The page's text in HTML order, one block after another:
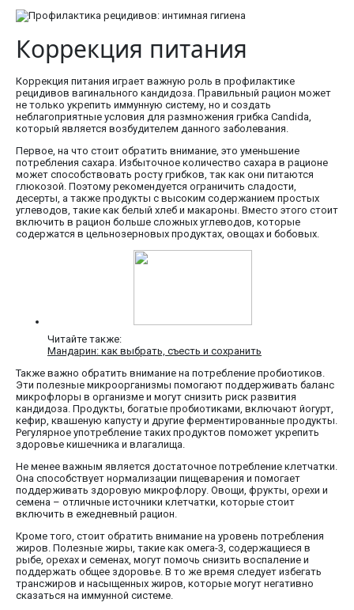
Коррекция питания
Коррекция питания играет важную роль в профилактике
рецидивов вагинального кандидоза. Правильный рацион может
не только укрепить иммунную систему, но и создать
неблагоприятные условия для размножения грибка Candida,
который является возбудителем данного заболевания.
Первое, на что стоит обратить внимание, это уменьшение
потребления сахара. Избыточное количество сахара в рационе
может способствовать росту грибков, так как они питаются
глюкозой. Поэтому рекомендуется ограничить сладости,
десерты, а также продукты с высоким содержанием простых
углеводов, такие как белый хлеб и макароны. Вместо этого стоит
включить в рацион больше сложных углеводов, которые
содержатся в цельнозерновых продуктах, овощах и бобовых.
Читайте также:
Мандарин: как выбрать, съесть и сохранить
Также важно обратить внимание на потребление пробиотиков.
Эти полезные микроорганизмы помогают поддерживать баланс
микрофлоры в организме и могут снизить риск развития
кандидоза. Продукты, богатые пробиотиками, включают йогурт,
кефир, квашеную капусту и другие ферментированные продукты.
Регулярное употребление таких продуктов поможет укрепить
здоровье кишечника и влагалища.
Не менее важным является достаточное потребление клетчатки.
Она способствует нормализации пищеварения и помогает
поддерживать здоровую микрофлору. Овощи, фрукты, орехи и
семена – отличные источники клетчатки, которые стоит
включить в ежедневный рацион.
Кроме того, стоит обратить внимание на уровень потребления
жиров. Полезные жиры, такие как омега-3, содержащиеся в
рыбе, орехах и семенах, могут помочь снизить воспаление и
поддержать общее здоровье. В то же время следует избегать
трансжиров и насыщенных жиров, которые могут негативно
сказаться на иммунной системе.